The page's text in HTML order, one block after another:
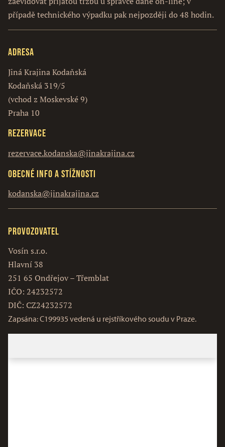
případě technického výpadku pak nejpozději do 48 hodin.
Adresa
Jiná Krajina Kodaňská
Kodaňská 319/5
(vchod z Moskevské 9)
Praha 10
Rezervace
rezervace.kodanska@jinakrajina.cz
Obecné info a stížnosti
kodanska@jinakrajina.cz
Provozovatel
Vosín s.r.o.
Hlavní 38
251 65 Ondřejov – Třemblat
IČO: 24232572
DIČ: CZ24232572
Zapsána: C199935 vedená u rejstříkového soudu v Praze.